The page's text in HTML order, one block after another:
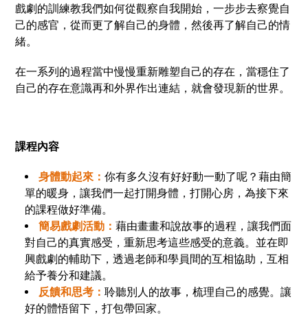
戲劇的訓練教我們如何從觀察自我開始，一步步去察覺自
己的感官，從而更了解自己的身體，然後再了解自己的情
緒。
在一系列的過程當中慢慢重新雕塑自己的存在，當穩住了
自己的存在意識再和外界作出連結，就會發現新的世界。
課程內容
身體動起來：你有多久沒有好好動一動了呢？藉由簡
單的暖身，讓我們一起打開身體，打開心房，為接下來
的課程做好準備。
簡易戲劇活動：藉由畫畫和說故事的過程，讓我們面
對自己的真實感受，重新思考這些感受的意義。並在即
興戲劇的輔助下，透過老師和學員間的互相協助，互相
給予養分和建議。
反饋和思考：聆聽別人的故事，梳理自己的感覺。讓
好的體悟留下，打包帶回家。